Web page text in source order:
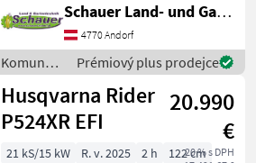
professionelle Rasenpflege
-Allradantrieb (AWD) für
maximale Traktion in jedem
Gelände -Frontmontiertes
Mähdec
Schauer Land- und Gartentechnik GmbH
4770 Andorf
Komunálne
stroje /
Husqvarna
Prémiový plus prodejce
Husqvarna Rider
P524XR EFI
20.990
€
20 % s DPH
21 kS/15 kW R. v. 2025 2 h
122 cm